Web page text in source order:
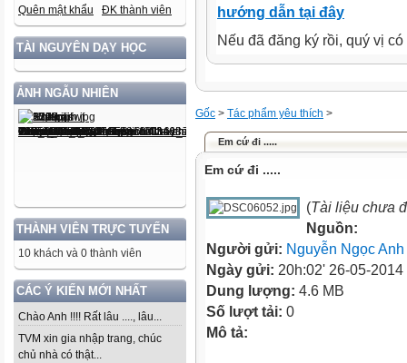
Quên mật khẩu ĐK thành viên
TÀI NGUYÊN DẠY HỌC
ẢNH NGẪU NHIÊN
THÀNH VIÊN TRỰC TUYẾN
10 khách và 0 thành viên
CÁC Ý KIẾN MỚI NHẤT
Chào Anh !!!! Rất lâu ...., lâu...
TVM xin gia nhập trang, chúc
chủ nhà có thật...
hướng dẫn tại đây
Nếu đã đăng ký rồi, quý vị
Gốc > Tác phẩm yêu thích >
Em cứ đi .....
Em cứ đi .....
(Tài liệu chưa
Nguồn:
Người gửi: Nguyễn Ngọc
Ngày gửi: 20h:02' 26-05-2014
Dung lượng: 4.6 MB
Số lượt tải: 0
Mô tả: